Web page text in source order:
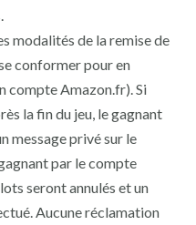
modalités de la remise de
conformer pour en
compte Amazon.fr). Si
la fin du jeu, le gagnant
message privé sur le
par le compte
seront annulés et un
Aucune réclamation